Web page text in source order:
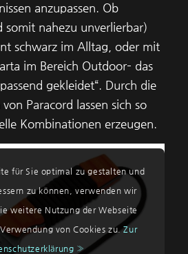
anzupassen. Ob
somit nahezu unverlierbar)
schwarz im Alltag, oder mit
im Bereich Outdoor– das
gekleidet“. Durch die
Paracord lassen sich so
Kombinationen erzeugen.
für Sie optimal zu gestalten und
zu können, verwenden wir
weitere Nutzung der Webseite
von Cookies zu.Zur
»